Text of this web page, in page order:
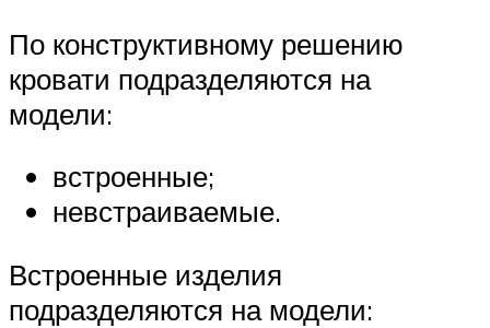
По конструктивному решению
кровати подразделяются на
модели:
встроенные;
невстраиваемые.
Встроенные изделия
подразделяются на модели: